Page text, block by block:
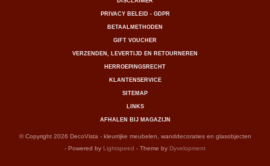
PRIVACY BELEID - GDPR
BETAALMETHODEN
GIFT VOUCHER
VERZENDEN, LEVERTIJD EN RETOURNEREN
HERROEPINGSRECHT
KLANTENSERVICE
SITEMAP
LINKS
AFHALEN BIJ MAGAZIJN
© Copyright 2026 DecoVista - kleurrijke meubelen, wanddecoraties en glasobjecten
- Powered by Lightspeed - Theme by Dyvelopment